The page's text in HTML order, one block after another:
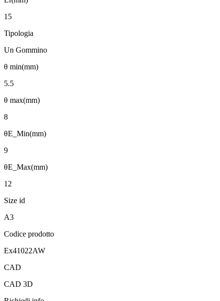
15
Tipologia
Un Gommino
θ min(mm)
5.5
θ max(mm)
8
θE_Min(mm)
9
θE_Max(mm)
12
Size id
A3
Codice prodotto
Ex41022AW
CAD
CAD 3D